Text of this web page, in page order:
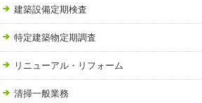
建築設備定期検査
特定建築物定期調査
リニューアル・リフォーム
清掃一般業務